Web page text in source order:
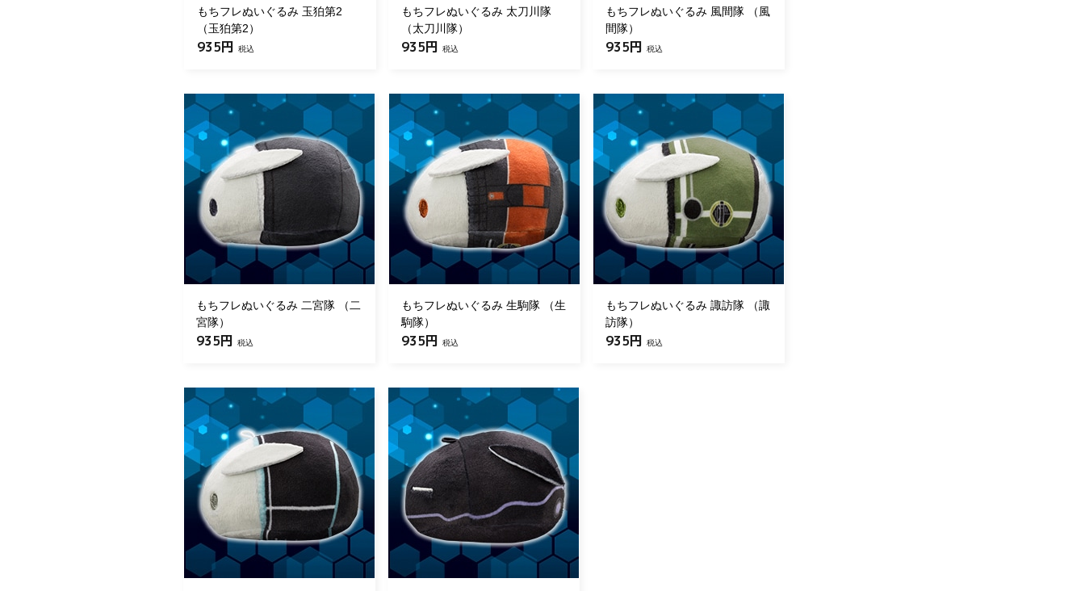
もちフレぬいぐるみ 玉狛第2
（玉狛第2）
935円 税込
もちフレぬいぐるみ 太刀川隊
（太刀川隊）
935円 税込
もちフレぬいぐるみ 風間隊 （風
間隊）
935円 税込
もちフレぬいぐるみ 二宮隊 （二
宮隊）
935円 税込
もちフレぬいぐるみ 生駒隊 （生
駒隊）
935円 税込
もちフレぬいぐるみ 諏訪隊 （諏
訪隊）
935円 税込